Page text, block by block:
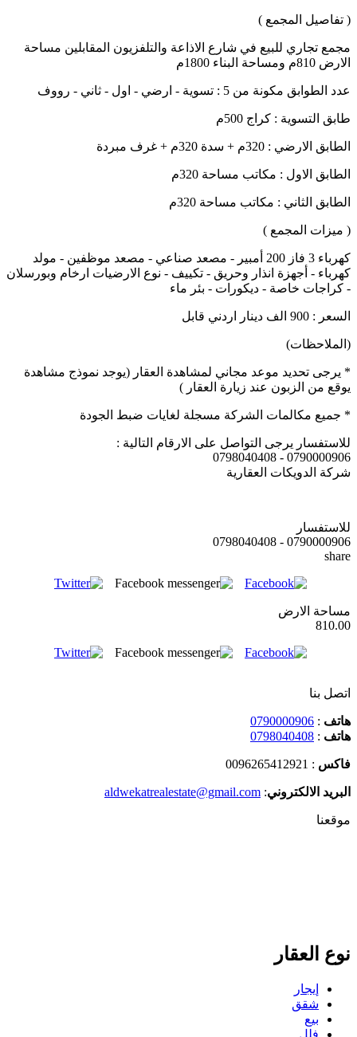
( تفاصيل المجمع )
مجمع تجاري للبيع في شارع الاذاعة والتلفزيون المقابلين مساحة
الارض 810م ومساحة البناء 1800م
عدد الطوابق مكونة من 5 : تسوية - ارضي - اول - ثاني - رووف
طابق التسوية : كراج 500م
الطابق الارضي : 320م + سدة 320م + غرف مبردة
الطابق الاول : مكاتب مساحة 320م
الطابق الثاني : مكاتب مساحة 320م
( ميزات المجمع )
كهرباء 3 فاز 200 أمبير - مصعد صناعي - مصعد موظفين - مولد
كهرباء - أجهزة انذار وحريق - تكييف - نوع الارضيات ارخام وبورسلان
- كراجات خاصة - ديكورات - بئر ماء
السعر : 900 الف دينار اردني قابل
(الملاحظات)
* يرجى تحديد موعد مجاني لمشاهدة العقار (يوجد نموذج مشاهدة
يوقع من الزبون عند زيارة العقار )
* جميع مكالمات الشركة مسجلة لغايات ضبط الجودة
للاستفسار يرجى التواصل على الارقام التالية :
0790000906 - 0798040408
شركة الدويكات العقارية
للاستفسار
0790000906 - 0798040408
share
مساحة الارض
810.00
اتصل بنا
هاتف :
0790000906
هاتف :
0798040408
فاكس : 0096265412921
البريد الالكتروني:
aldwekatrealestate@gmail.com
موقعنا
نوع العقار
إيجار
شقق
بيع